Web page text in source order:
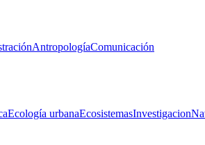
AntropologíaComunicación
Ecología urbanaEcosistemasInvestigacion